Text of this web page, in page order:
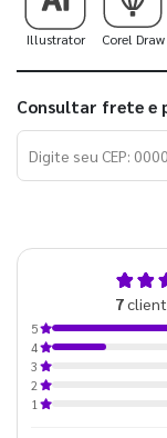
Illustrator Corel Draw
Consultar frete e
7
5
4
3
2
1